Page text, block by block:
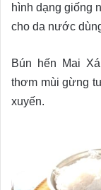
hình dạng giống
cho da nước
Bún hến Mai
thơm mùi gừng
xuyến.